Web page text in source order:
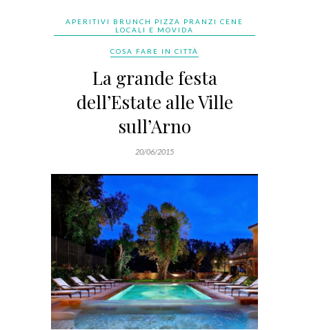
APERITIVI BRUNCH PIZZA PRANZI CENE
LOCALI E MOVIDA
COSA FARE IN CITTÀ
La grande festa
dell’Estate alle Ville
sull’Arno
20/06/2015